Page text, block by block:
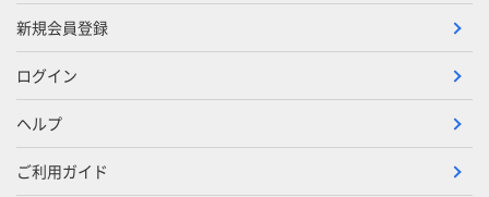
新規会員登録
ログイン
ヘルプ
ご利用ガイド